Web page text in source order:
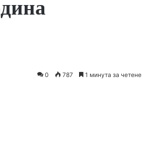
0 787 1 минута за четене